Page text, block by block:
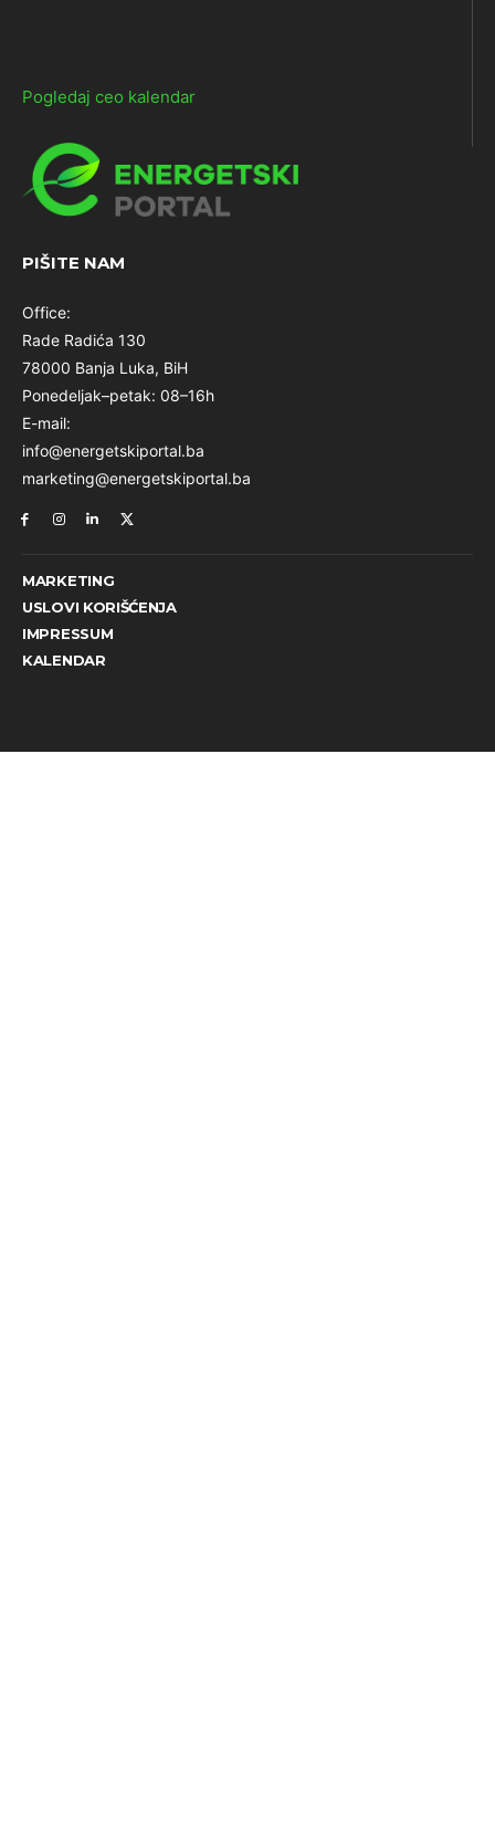
Pogledaj ceo kalendar
PIŠITE NAM
Office:
Rade Radića 130
78000 Banja Luka, BiH
Ponedeljak–petak: 08–16h
E-mail:
info@energetskiportal.ba
marketing@energetskiportal.ba
MARKETING
USLOVI KORIŠĆENJA
IMPRESSUM
KALENDAR